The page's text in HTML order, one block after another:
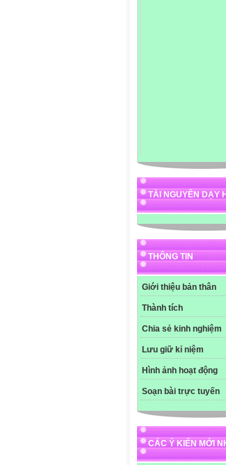
TÀI NGUYÊN DẠY
THÔNG TIN
Giới thiệu bản thân
Thành tích
Chia sẻ kinh nghiệm
Lưu giữ kỉ niệm
Hình ảnh hoạt động
Soạn bài trực tuyến
CÁC Ý KIẾN MỚI